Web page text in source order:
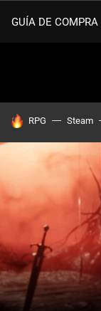
GUÍA DE COMPRA
HOY SE HABLA
RPG Steam